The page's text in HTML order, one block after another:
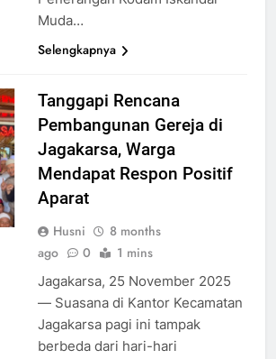
Muda…
Selengkapnya
Tanggapi Rencana
Pembangunan Gereja di
Jagakarsa, Warga
Mendapat Respon Positif
Aparat
Husni
8 months
ago
0 1 mins
Jagakarsa, 25 November 2025
— Suasana di Kantor Kecamatan
Jagakarsa pagi ini tampak
berbeda dari hari-hari